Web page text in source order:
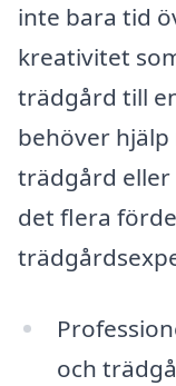
inte bara tid
kreativitet
trädgård till
behöver
trädgård eller
det flera
och